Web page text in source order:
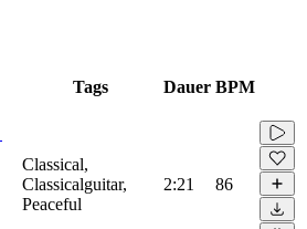
Tags Dauer BPM
Classical,
Classicalguitar,
Peaceful
2:21 86